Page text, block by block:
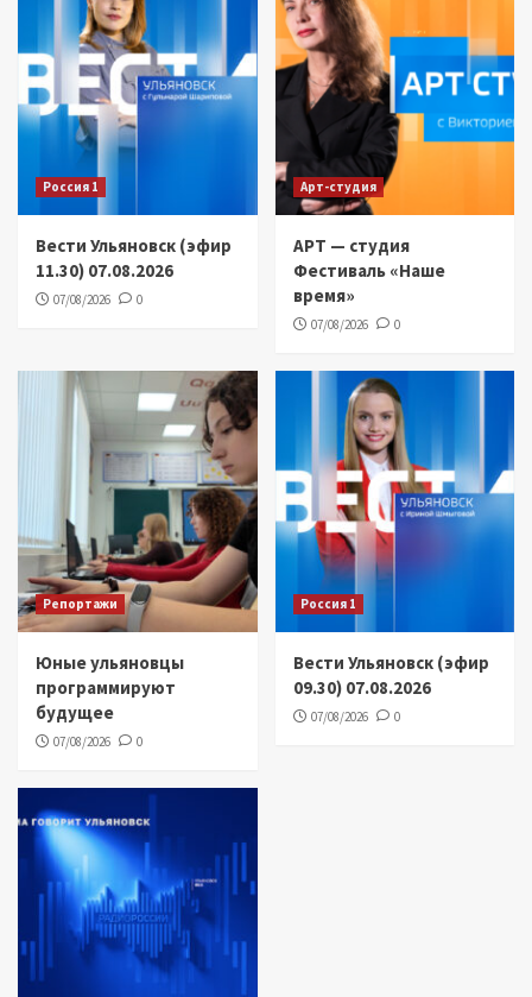
Россия 1
Вести Ульяновск (эфир
11.30) 07.08.2026
07/08/2026 0
Арт-студия
АРТ — студия
Фестиваль «Наше
время»
07/08/2026 0
Репортажи
Юные ульяновцы
программируют
будущее
07/08/2026 0
Россия 1
Вести Ульяновск (эфир
09.30) 07.08.2026
07/08/2026 0